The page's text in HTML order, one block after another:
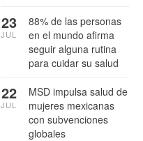
88% de las personas
en el mundo afirma
seguir alguna rutina
para cuidar su salud
23
JUL
MSD impulsa salud de
mujeres mexicanas
con subvenciones
globales
22
JUL